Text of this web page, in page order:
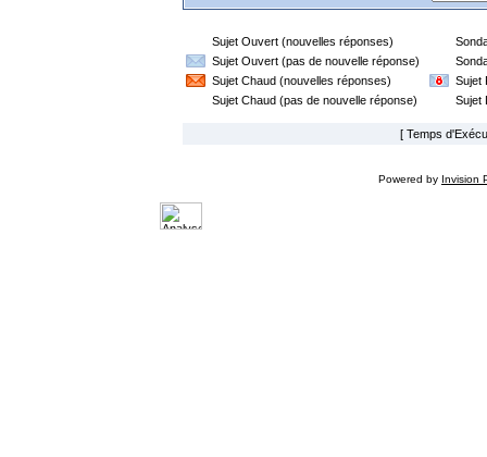
Sujet Ouvert (nouvelles réponses)
Sujet Ouvert (pas de nouvelle réponse)
Sujet Chaud (nouvelles réponses)
Sujet
Sujet Chaud (pas de nouvelle réponse)
Sujet
[ Temps
Powered by Invision